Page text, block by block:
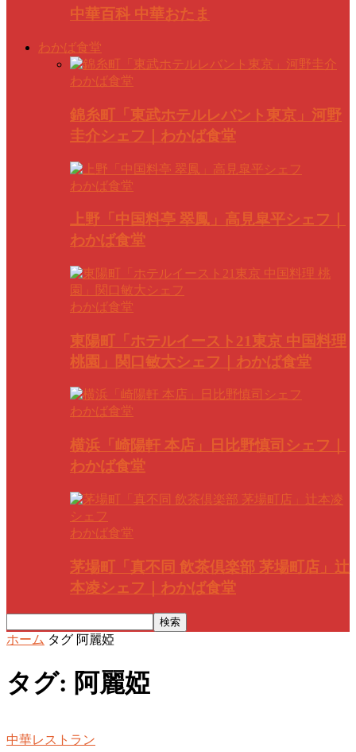
中華百科 中華おたま
わかば食堂
わかば食堂
錦糸町「東武ホテルレバント東京」河野
圭介シェフ｜わかば食堂
わかば食堂
上野「中国料亭 翠鳳」高見皐平シェフ｜
わかば食堂
わかば食堂
東陽町「ホテルイースト21東京 中国料理
桃園」関口敏大シェフ｜わかば食堂
わかば食堂
横浜「崎陽軒 本店」日比野慎司シェフ｜
わかば食堂
わかば食堂
茅場町「真不同 飲茶倶楽部 茅場町店」辻
本凌シェフ｜わかば食堂
ホーム タグ 阿麗婭
タグ: 阿麗婭
中華レストラン